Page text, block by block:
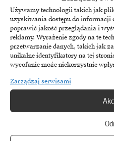
Używamy technologii takich jak
uzyskiwania dostępu do informacji
poprawić jakość przeglądania i
reklamy. Wyrażenie zgody na te
przetwarzanie danych, takich jak
unikalne identyfikatory na tej
wycofanie może niekorzystnie
Zarządzaj serwisami
Wojna o tron CRM: Czy
mogą zagrozić dominacji
Rynek oprogramowania do
warty w 2024 roku ponad 80
26 sierpnia, 2025